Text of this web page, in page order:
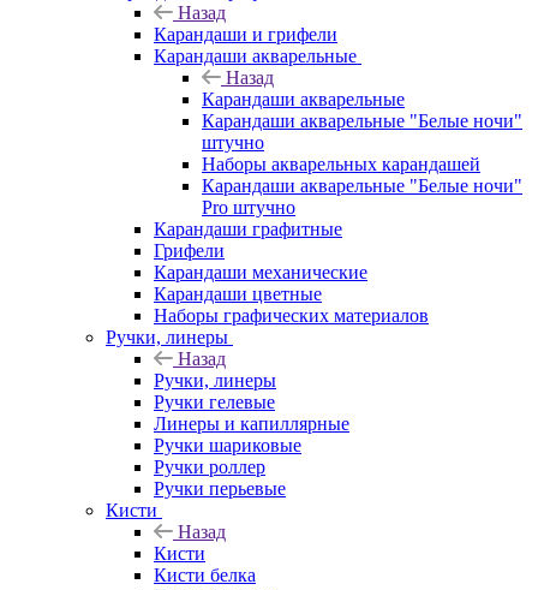
Назад
Карандаши и грифели
Карандаши акварельные
Назад
Карандаши акварельные
Карандаши акварельные "Белые ночи"
штучно
Наборы акварельных карандашей
Карандаши акварельные "Белые ночи"
Pro штучно
Карандаши графитные
Грифели
Карандаши механические
Карандаши цветные
Наборы графических материалов
Ручки, линеры
Назад
Ручки, линеры
Ручки гелевые
Линеры и капиллярные
Ручки шариковые
Ручки роллер
Ручки перьевые
Кисти
Назад
Кисти
Кисти белка